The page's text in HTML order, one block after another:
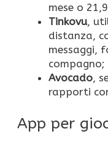
mese o
Tinkovu,
distanza,
messaggi,
compagno;
Avocado,
rapporti
App per